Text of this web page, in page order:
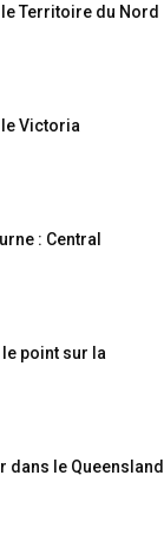
Territoire du Nord
Victoria
: Central
le point sur la
dans le Queensland